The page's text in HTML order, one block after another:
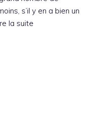
s’il y en a bien un
la suite